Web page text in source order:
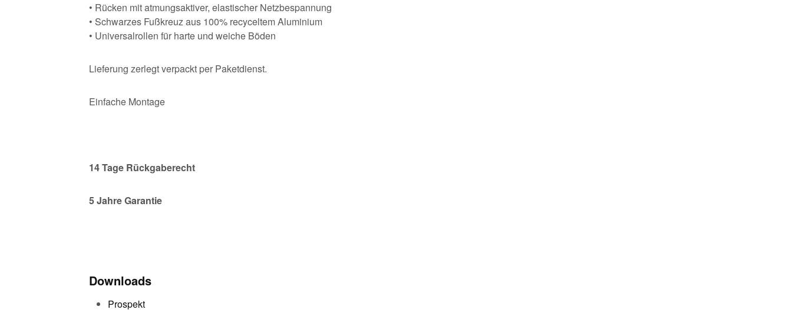
• Rücken mit atmungsaktiver, elastischer Netzbespannung
• Schwarzes Fußkreuz aus 100% recyceltem Aluminium
• Universalrollen für harte und weiche Böden
Lieferung zerlegt verpackt per Paketdienst.
Einfache Montage
14Tage Rückgaberecht
5 Jahre Garantie
Downloads
Prospekt